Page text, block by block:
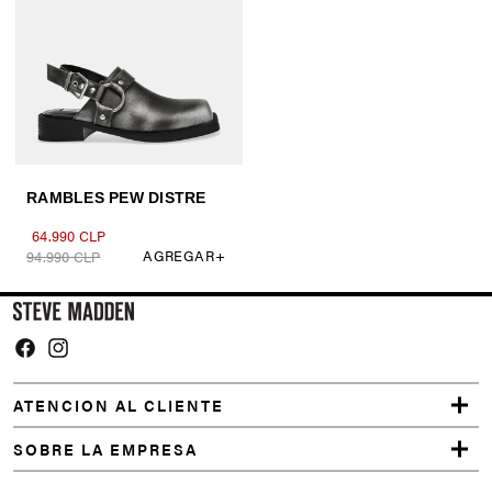
ATENCION AL CLIENTE
SOBRE LA EMPRESA